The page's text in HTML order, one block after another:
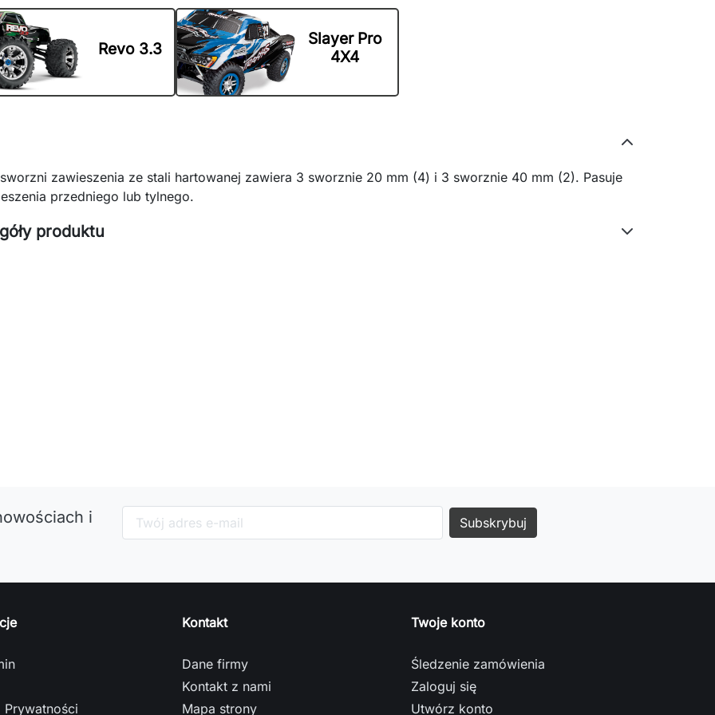
Revo 3.3
Slayer Pro
4X4
zawieszenia ze stali hartowanej zawiera 3 sworznie 20 mm (4) i 3 sworznie 40 mm (2). Pasuje
przedniego lub tylnego.
produktu
i
Prywatności
Kontakt
Dane firmy
Kontakt z nami
Mapa strony
Twoje konto
Śledzenie zamówienia
Zaloguj się
Utwórz konto